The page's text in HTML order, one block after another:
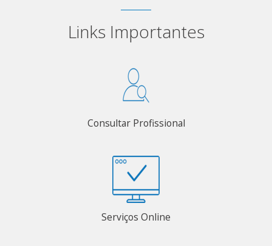
Links Importantes
Consultar Profissional
Serviços Online